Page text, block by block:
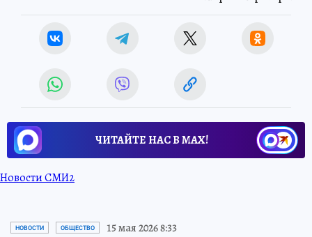
ЧИТАЙТЕ НАС В МАХ!
Новости СМИ2
НОВОСТИ ОБЩЕСТВО 15 мая 2026 8:33